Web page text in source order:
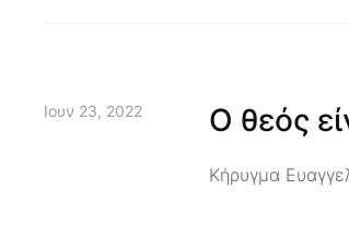
Ιουν 23, 2022 Ο θεός
Κήρυγμα